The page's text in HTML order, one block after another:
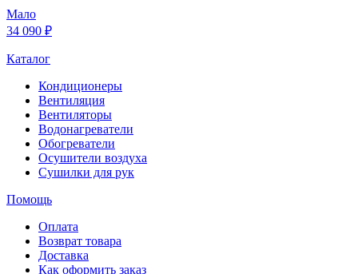
Мало
34 090 ₽
Каталог
Кондиционеры
Вентиляция
Вентиляторы
Водонагреватели
Обогреватели
Осушители воздуха
Сушилки для рук
Помощь
Оплата
Возврат товара
Доставка
Как оформить заказ